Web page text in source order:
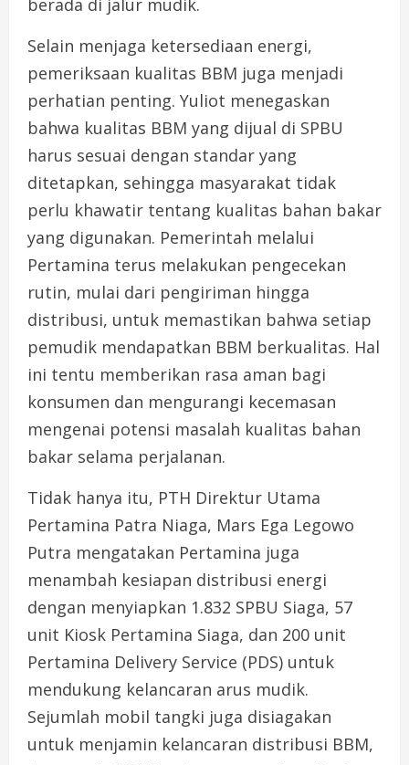
berada di jalur mudik.
Selain menjaga ketersediaan energi,
pemeriksaan kualitas BBM juga menjadi
perhatian penting. Yuliot menegaskan
bahwa kualitas BBM yang dijual di SPBU
harus sesuai dengan standar yang
ditetapkan, sehingga masyarakat tidak
perlu khawatir tentang kualitas bahan bakar
yang digunakan. Pemerintah melalui
Pertamina terus melakukan pengecekan
rutin, mulai dari pengiriman hingga
distribusi, untuk memastikan bahwa setiap
pemudik mendapatkan BBM berkualitas. Hal
ini tentu memberikan rasa aman bagi
konsumen dan mengurangi kecemasan
mengenai potensi masalah kualitas bahan
bakar selama perjalanan.
Tidak hanya itu, PTH Direktur Utama
Pertamina Patra Niaga, Mars Ega Legowo
Putra mengatakan Pertamina juga
menambah kesiapan distribusi energi
dengan menyiapkan 1.832 SPBU Siaga, 57
unit Kiosk Pertamina Siaga, dan 200 unit
Pertamina Delivery Service (PDS) untuk
mendukung kelancaran arus mudik.
Sejumlah mobil tangki juga disiagakan
untuk menjamin kelancaran distribusi BBM,